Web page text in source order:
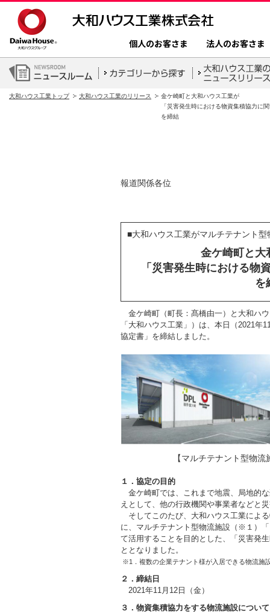
個人のお客さま 法人のお客さま
大和ハウス工業トップ 大和ハウス工業のリリース
金ケ崎町と大和ハウス工業が
「災害発生時における物資集積協力に
を締結
報道関係各位
■大和ハウス工業がマルチテナント
金ケ崎町と大
「災害発生時における物
を
金ケ崎町（町長：髙橋由一）と大和ハ
「大和ハウス工業」）は、本日（2021
協定書」を締結しました。
【マルチテナント型物
１．協定の目的
金ケ崎町では、これまで地震、局地的
えとして、他の行政機関や事業者などと
そしてこのたび、大和ハウス工業によ
に、マルチテナント型物流施設（※１）
て活用することを目的とした、「災害発
ととなりました。
※1．複数の企業テナント様が入居できる物流施
２．締結日
2021年11月12日（金）
３．物資集積協力をする物流施設について